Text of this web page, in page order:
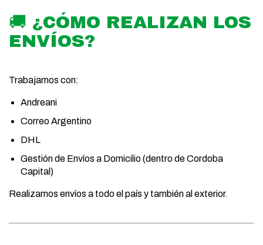
🚚 ¿CÓMO REALIZAN LOS
ENVÍOS?
Trabajamos con:
Andreani
Correo Argentino
DHL
Gestión de Envíos a Domicilio (dentro de Cordoba
Capital)
Realizamos envíos a todo el país y también al exterior.